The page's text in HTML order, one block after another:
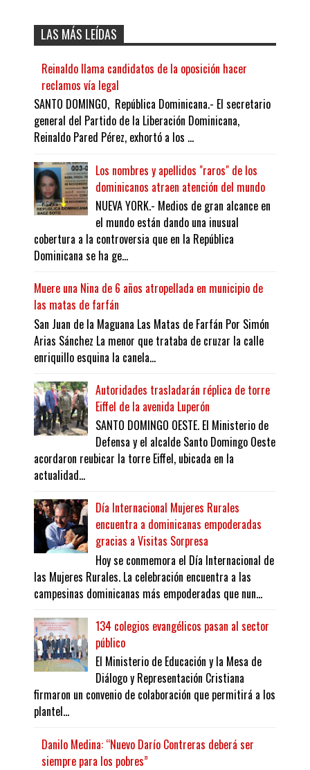
LAS MÁS LEÍDAS
Reinaldo llama candidatos de la oposición hacer
reclamos vía legal
SANTO DOMINGO, República Dominicana.- El secretario
general del Partido de la Liberación Dominicana,
Reinaldo Pared Pérez, exhortó a los ...
Los nombres y apellidos "raros" de los
dominicanos atraen atención del mundo
NUEVA YORK.- Medios de gran alcance en
el mundo están dando una inusual
cobertura a la controversia que en la República
Dominicana se ha ge...
Muere una Nina de 6 años atropellada en municipio de
las matas de farfán
San Juan de la Maguana Las Matas de Farfán Por Simón
Arias Sánchez La menor que trataba de cruzar la calle
enriquillo esquina la canela...
Autoridades trasladarán réplica de torre
Eiffel de la avenida Luperón
SANTO DOMINGO OESTE. El Ministerio de
Defensa y el alcalde Santo Domingo Oeste
acordaron reubicar la torre Eiffel, ubicada en la
actualidad...
Día Internacional Mujeres Rurales
encuentra a dominicanas empoderadas
gracias a Visitas Sorpresa
Hoy se conmemora el Día Internacional de
las Mujeres Rurales. La celebración encuentra a las
campesinas dominicanas más empoderadas que nun...
134 colegios evangélicos pasan al sector
público
El Ministerio de Educación y la Mesa de
Diálogo y Representación Cristiana
firmaron un convenio de colaboración que permitirá a los
plantel...
Danilo Medina: “Nuevo Darío Contreras deberá ser
siempre para los pobres”